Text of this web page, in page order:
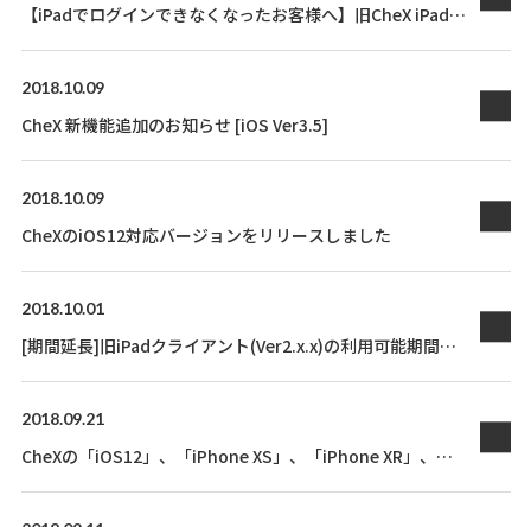
【iPadでログインできなくなったお客様へ】旧CheX iPadク
2018.10.09
CheX 新機能追加のお知らせ [iOS Ver3.5]
2018.10.09
CheXのiOS12対応バージョンをリリースしました
2018.10.01
[期間延長]旧iPadクライアント(Ver2.x.x)の利用可能期間が
2018.09.21
CheXの「iOS12」、「iPhone XS」、「iPhone XR」、